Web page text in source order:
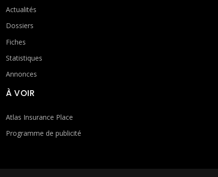
Actualités
Dossiers
Fiches
Statistiques
Annonces
À VOIR
Atlas Insurance Place
Programme de publicité